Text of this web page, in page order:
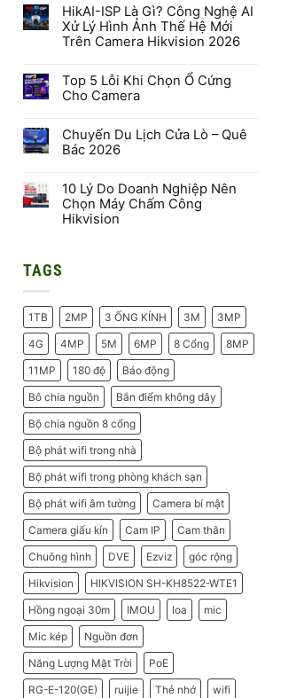
bình
luận
ở
Hệ
Báo
Cháy
HIKFIRE
HikAI-ISP Là Gì? Công Nghệ AI
Xử Lý Hình Ảnh Thế Hệ Mới
Trên Camera Hikvision 2026
bình
luận
ở
Là
Gì?
Công
Xử
Lý
Hình
Ảnh
Camera
Top 5 Lỗi Khi Chọn Ổ Cứng
Cho Camera
bình
luận
ở
Lỗi
Khi
Chọn
Ổ
Chuyến Du Lịch Cửa Lò – Quê
Bác 2026
bình
luận
ở
Chuyến
–
2026
10 Lý Do Doanh Nghiệp Nên
Chọn Máy Chấm Công
Hikvision
ở
Do
Doanh
Nghiệp
Nên
Chọn
Máy
Chấm
Công
Hikvision
TAGS
1TB 2MP 3 ỐNG KÍNH 3M
3MP
4G
4MP 5M 6MP 8 Cổng
8MP
11MP
180 độ
Báo động
Bô chia nguồn
Bắn điểm không dây
Bộ chia nguồn 8 cổng
Bộ phát wifi trong nhà
Bộ phát wifi trong phòng khách sạn
Bộ phát wifi âm tường
Camera bí mật
Camera giấu kín
Cam IP
Cam thân
Chuông hình
DVE Ezviz
góc rộng
Hikvision
HIKVISION SH-KH8522-WTE1
Hồng ngoại 30m
IMOU loa
mic
Mic kép
Nguồn đơn
Năng Lượng Mặt Trời
PoE
RG-E-120(GE)
ruijie Thẻ nhớ
wifi